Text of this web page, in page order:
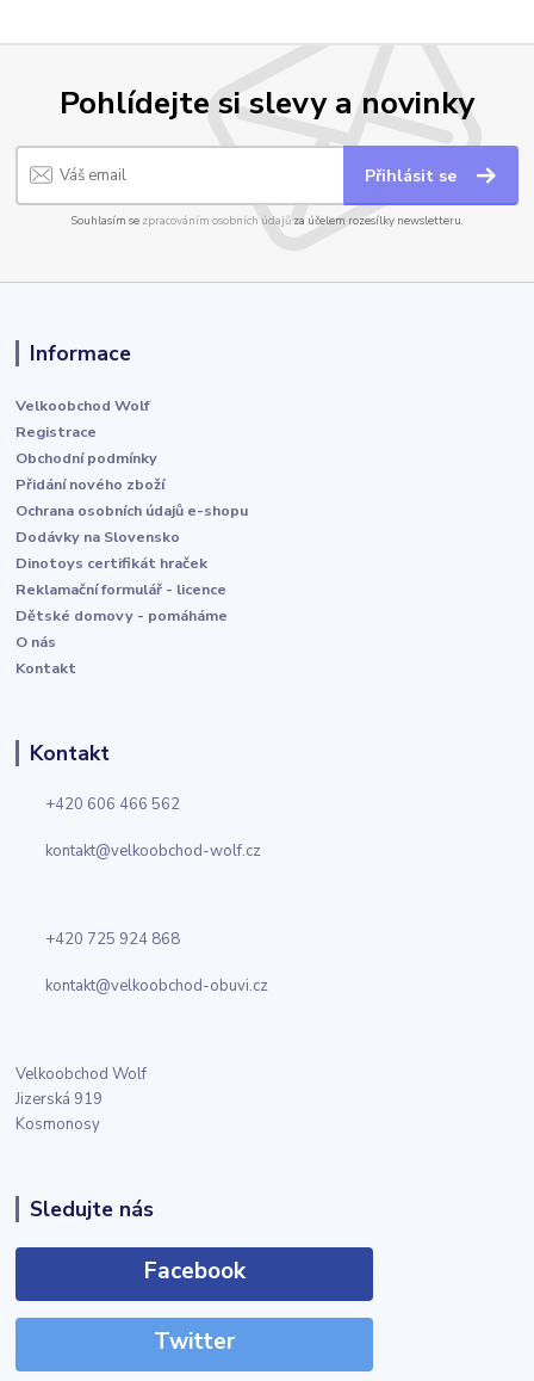
Pohlídejte si slevy a novinky
Přihlásit se
Souhlasím se zpracováním osobních údajůza účelem rozesílky newsletteru.
Informace
Velkoobchod Wolf
Registrace
Obchodní podmínky
Přidání nového zboží
Ochrana osobních údajů e-shopu
Dodávky na Slovensko
Dinotoys certifikát hraček
Reklamační formulář - licence
Dětské domovy - pomáháme
O nás
Kontakt
Kontakt
+420 606 466 562
kontakt@velkoobchod-wolf.cz
+420 725 924 868
kontakt@velkoobchod-obuvi.cz
Velkoobchod Wolf
Jizerská 919
Kosmonosy
Sledujte nás
Facebook
Twitter